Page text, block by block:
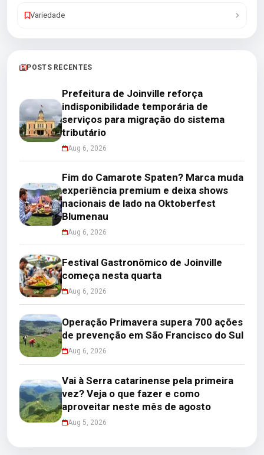
Variedade
POSTS RECENTES
Prefeitura de Joinville reforça
indisponibilidade temporária de
serviços para migração do sistema
tributário
Aug 6, 2026
Fim do Camarote Spaten? Marca muda
experiência premium e deixa shows
nacionais de lado na Oktoberfest
Blumenau
Aug 6, 2026
Festival Gastronômico de Joinville
começa nesta quarta
Aug 6, 2026
Operação Primavera supera 700 ações
de prevenção em São Francisco do Sul
Aug 6, 2026
Vai à Serra catarinense pela primeira
vez? Veja o que fazer e como
aproveitar neste mês de agosto
Aug 5, 2026